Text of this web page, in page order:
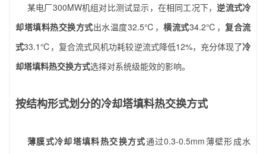
某电厂300MW机组对比测试显示，在相同工况下，逆流式冷
却塔填料热交换方式出水温度32.5℃， 横流式34.2℃， 复合流
式33.1℃，复合流式风机功耗较逆流式降低12%，充分体现了冷
却塔填料热交换方式选择对系统级能效的影响。
按结构形式划分的冷却塔填料热交换方式
薄膜式冷却塔填料热交换方式通过0.3-0.5mm薄壁形成水